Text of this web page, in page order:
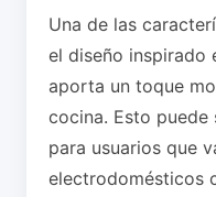
Una de las
el diseño inspirado
aporta un toque
cocina. Esto puede
para usuarios que
electrodomésticos